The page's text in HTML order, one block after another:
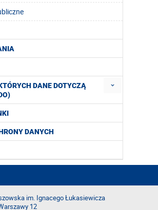
DANE DOTYCZĄ
DANYCH
im. Ignacego Łukasiewicza
12